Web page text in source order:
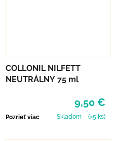
COLLONIL NILFETT
NEUTRÁLNY 75 ml
9,50 €
Pozrieť viac Skladom (>5 ks)